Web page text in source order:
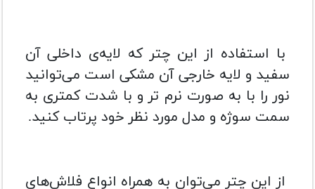
با استفاده از این چتر که لایه‌ی داخلی آن
سفید و لایه خارجی آن مشکی است می‌توانید
نور را با به صورت نرم‌ تر و با شدت کمتری به
سمت سوژه و مدل مورد نظر خود پرتاب کنید.
از این چتر می‌توان به همراه انواع فلاش‌های